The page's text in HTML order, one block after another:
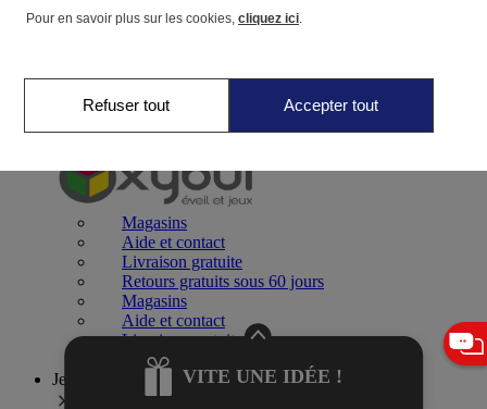
Jeux 0-2 ans
Magasins
Aide et contact
Livraison gratuite
Retours gratuits sous 60 jours
Magasins
Aide et contact
Livraison gratuite
Retours gratuits sous 60 jours
Jeux 2-4 ans
VITE UNE IDÉE !
Pour en savoir plus sur les cookies, cliquez ici.
Refuser tout Accepter tout